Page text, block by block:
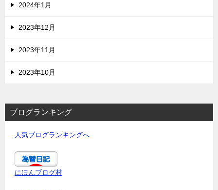
2024年1月
2023年12月
2023年11月
2023年10月
ブログランキング
人気ブログランキングへ
にほんブログ村